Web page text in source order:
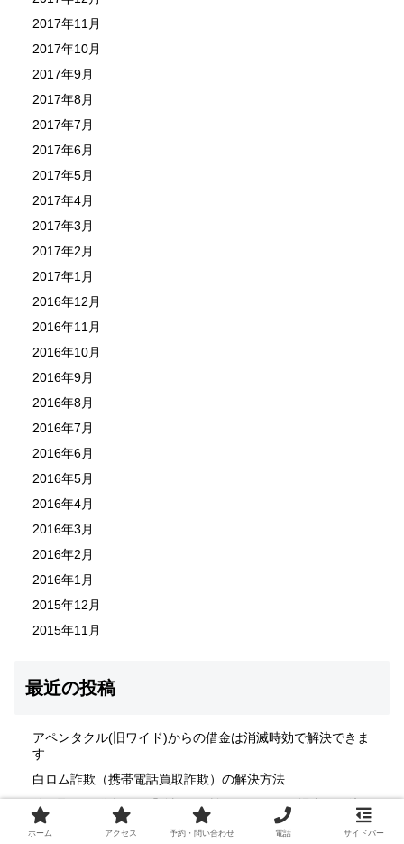
2017年11月
2017年10月
2017年9月
2017年8月
2017年7月
2017年6月
2017年5月
2017年4月
2017年3月
2017年2月
2017年1月
2016年12月
2016年11月
2016年10月
2016年9月
2016年8月
2016年7月
2016年6月
2016年5月
2016年4月
2016年3月
2016年2月
2016年1月
2015年12月
2015年11月
最近の投稿
アペンタクル(旧ワイド)からの借金は消滅時効で解決できま
す
白ロム詐欺（携帯電話買取詐欺）の解決方法
信用取引で発生した「追証」が払えなくなった場合の解決
方法
ホーム アクセス 予約・問い合わせ 電話 サイドバー